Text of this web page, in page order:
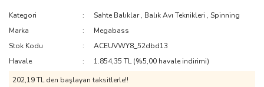
Kategori Sahte Balıklar, Balık Avı Teknikleri ,Spinning
Marka
Megabass
Stok Kodu
ACEUVWY8_52dbd13
Havale
1.854,35 TL (%5,00 havale indirimi)
202,19 TL den başlayan taksitlerle!!